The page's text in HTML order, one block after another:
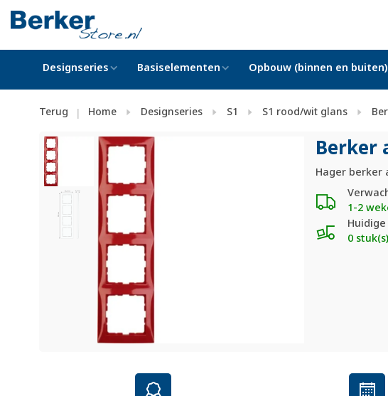
Designseries Basiselementen Opbouw (binnen en buiten)
Terug | Home Designseries S1 S1 rood/wit glans
Berker
Hager berker
1-2
0 stuk(s)